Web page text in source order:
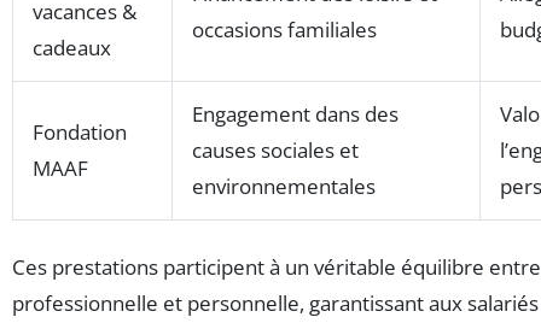
vacances &
cadeaux
occasions familiales
Fondation
MAAF
Engagement dans des
causes sociales et
environnementales
Ces prestations participent à un véritable équilibre
professionnelle et personnelle, garantissant aux